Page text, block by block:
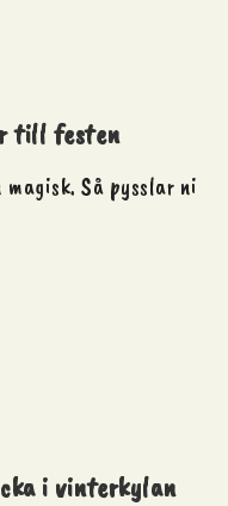
till festen
Så pysslar ni
i vinterkylan